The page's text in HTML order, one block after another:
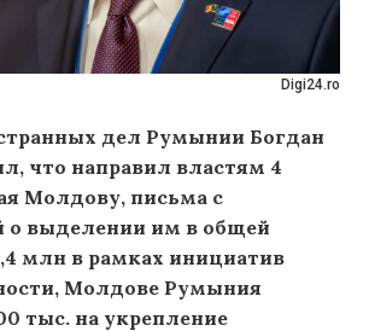
Digi24.ro
дел Румынии Богдан
что направил властям 4
Молдову, письма с
о выделении им в общей
млн в рамках инициатив
Молдове Румыния
тыс. на укрепление